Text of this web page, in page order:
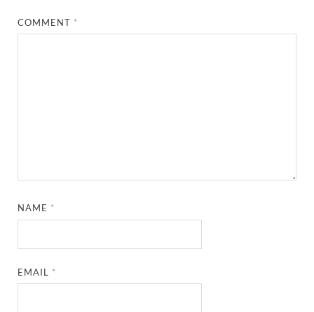
COMMENT *
NAME *
EMAIL *